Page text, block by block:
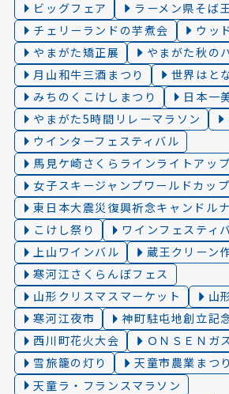
ビッグフェア
ラーメン県そば
チェリーランドの芋煮会
ウッ
やまがた矯正展
やまがた秋の
月山和牛三酒まつり
世界はと
みちのくこけしまつり
日本一
やまがた5時間リレーマラソン
ウインターフェスティバル
馬見ケ崎さくらラインライトアップ
女子スキージャンプワールドカップ
東日本大震災復興祈念キャンドル
こけし祭り
ワインフェスティ
上山ワインバル
蔵王クリーン
寒河江さくらんぼフェス
山形クリスマスマーケット
山
寒河江夜市
神町駐屯地創立記
西川町花火大会
ＯＮＳＥＮガ
雪旅籠の灯り️
天童市農業まつり
天童ラ・フランスマラソン